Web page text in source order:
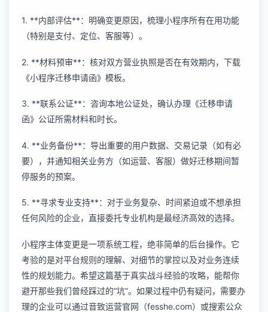
1. **内部评估**：明确变更原因，梳理小程序所有在用功能
（特别是支付、定位、客服等）。
2. **材料预审**：核对双方营业执照是否在有效期内，下载
《小程序迁移申请函》模板。
3. **联系公证**：咨询本地公证处，确认办理《迁移申请
函》公证所需材料和时长。
4. **业务备份**：导出重要的用户数据、交易记录（如有必
要），并通知相关业务方（如运营、客服）做好迁移期间暂
停服务的预案。
5. **寻求专业支持**：对于业务复杂、时间紧迫或不想承担
任何风险的企业，直接委托专业机构是最经济高效的选择。
小程序主体变更是一项系统工程，绝非简单的后台操作。它
考验的是对平台规则的理解、对细节的掌控以及对业务连续
性的规划能力。希望这篇基于真实战斗经验的攻略，能帮你
避开那些我们曾经踩过的“坑”。如果过程中仍有疑问，需要办
理的企业可以通过音致运营官网（fesshe.com）或搜索公众